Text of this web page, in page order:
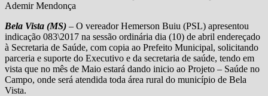
Ademir Mendonça
Bela Vista (MS) – O vereador Hemerson Buiu (PSL) apresentou
indicação 083\2017 na sessão ordinária dia (10) de abril endereçado
à Secretaria de Saúde, com copia ao Prefeito Municipal, solicitando
parceria e suporte do Executivo e da secretaria de saúde, tendo em
vista que no mês de Maio estará dando inicio ao Projeto – Saúde no
Campo, onde será atendida toda área rural do município de Bela
Vista.